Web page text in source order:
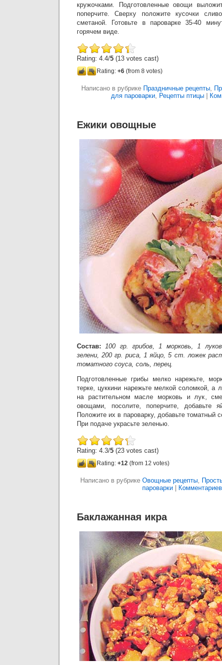
кружочками. Подготовленные овощи
поперчите. Сверху положите кусочки
сметаной. Готовьте в пароварке 35-40
горячем виде.
Rating: 4.4/5 (13 votes cast)
Rating: +6 (from 8 votes)
Написано в рубрике Праздничные рецепты,
для пароварки, Рецепты птицы|
Ежики овощные
Состав:100 гр. грибов, 1 морковь, 1
зелени, 200 гр. риса, 1 яйцо, 5 ст. ложек
томатного соуса, соль, перец.
Подготовленные грибы мелко нарежьте,
терке, цуккини нарежьте мелкой соломкой, а
на растительном масле морковь и лук,
овощами, посолите, поперчите, добавьте
Положите их в пароварку, добавьте томатный
При подаче украсьте зеленью.
Rating: 4.3/5 (23 votes cast)
Rating: +12 (from 12 votes)
Написано в рубрике Овощные рецепты,
пароварки|
Баклажанная икра